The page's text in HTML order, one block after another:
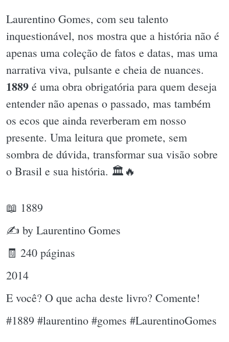
Laurentino Gomes, com seu talento
inquestionável, nos mostra que a história não é
apenas uma coleção de fatos e datas, mas uma
narrativa viva, pulsante e cheia de nuances.
1889 é uma obra obrigatória para quem deseja
entender não apenas o passado, mas também
os ecos que ainda reverberam em nosso
presente. Uma leitura que promete, sem
sombra de dúvida, transformar sua visão sobre
o Brasil e sua história. 🏛🔥
📖 1889
✍ by Laurentino Gomes
🧾 240 páginas
2014
E você? O que acha deste livro? Comente!
#1889 #laurentino #gomes #LaurentinoGomes